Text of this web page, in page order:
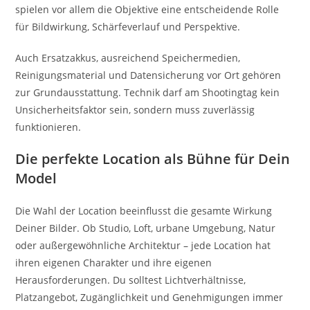
spielen vor allem die Objektive eine entscheidende Rolle
für Bildwirkung, Schärfeverlauf und Perspektive.
Auch Ersatzakkus, ausreichend Speichermedien,
Reinigungsmaterial und Datensicherung vor Ort gehören
zur Grundausstattung. Technik darf am Shootingtag kein
Unsicherheitsfaktor sein, sondern muss zuverlässig
funktionieren.
Die perfekte Location als Bühne für Dein
Model
Die Wahl der Location beeinflusst die gesamte Wirkung
Deiner Bilder. Ob Studio, Loft, urbane Umgebung, Natur
oder außergewöhnliche Architektur – jede Location hat
ihren eigenen Charakter und ihre eigenen
Herausforderungen. Du solltest Lichtverhältnisse,
Platzangebot, Zugänglichkeit und Genehmigungen immer